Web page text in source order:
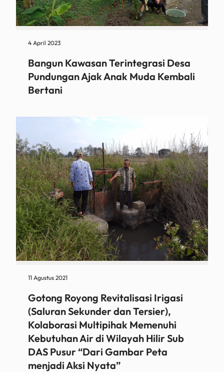
4 April 2023
Bangun Kawasan Terintegrasi Desa
Pundungan Ajak Anak Muda Kembali
Bertani
11 Agustus 2021
Gotong Royong Revitalisasi Irigasi
(Saluran Sekunder dan Tersier),
Kolaborasi Multipihak Memenuhi
Kebutuhan Air di Wilayah Hilir Sub
DAS Pusur “Dari Gambar Peta
menjadi Aksi Nyata”